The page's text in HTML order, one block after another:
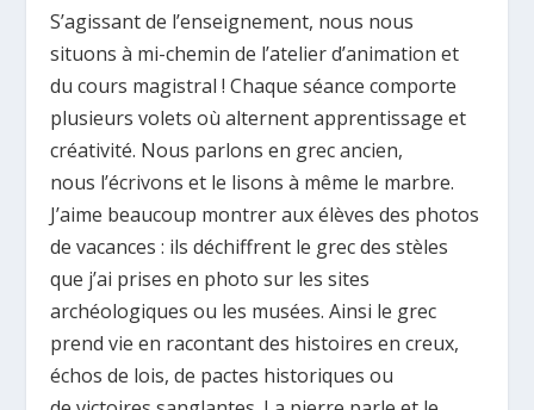
S’agissant de l’enseignement, nous nous
situons à mi-chemin de l’atelier d’animation et
du cours magistral ! Chaque séance comporte
plusieurs volets où alternent apprentissage et
créativité. Nous parlons en grec ancien,
nous l’écrivons et le lisons à même le marbre.
J’aime beaucoup montrer aux élèves des photos
de vacances : ils déchiffrent le grec des stèles
que j’ai prises en photo sur les sites
archéologiques ou les musées. Ainsi le grec
prend vie en racontant des histoires en creux,
échos de lois, de pactes historiques ou